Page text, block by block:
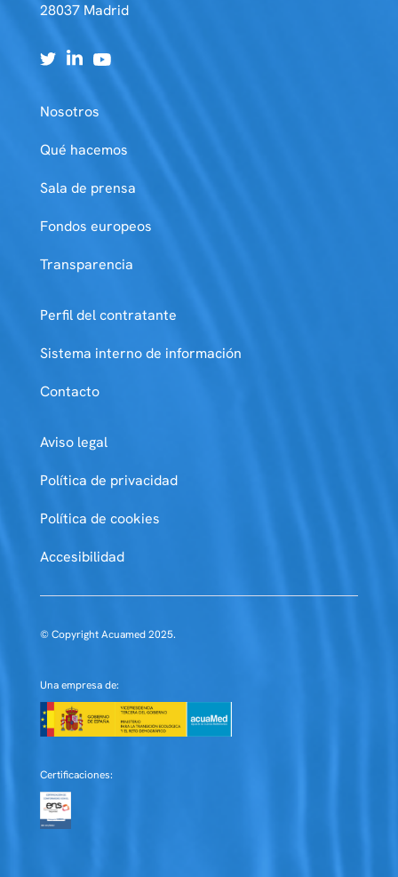
28037 Madrid
Nosotros
Qué hacemos
Sala de prensa
Fondos europeos
Transparencia
Perfil del contratante
Sistema interno de información
Contacto
Aviso legal
Política de privacidad
Política de cookies
Accesibilidad
© Copyright Acuamed 2025.
Una empresa de:
Certificaciones: